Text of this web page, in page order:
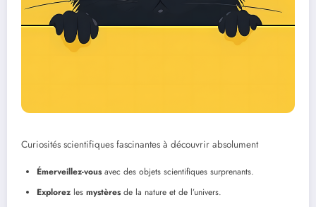
Curiosités scientifiques fascinantes à découvrir absolument
Émerveillez-vousavec des objets scientifiques surprenants.
Explorez les mystèresde la nature et de l’univers.